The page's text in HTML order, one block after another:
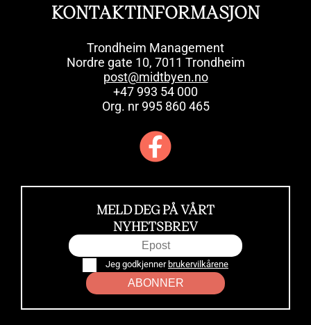
KONTAKTINFORMASJON
Trondheim Management
Nordre gate 10, 7011 Trondheim
post@midtbyen.no
+47 993 54 000
Org. nr 995 860 465
MELD DEG PÅ VÅRT
NYHETSBREV
Jeg godkjenner brukervilkårene
ABONNER